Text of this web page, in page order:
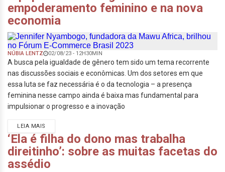
empoderamento feminino e na nova
economia
NÚBIA LENTZ 02/08/23 - 12H30MIN
A busca pela igualdade de gênero tem sido um tema recorrente
nas discussões sociais e econômicas. Um dos setores em que
essa luta se faz necessária é o da tecnologia – a presença
feminina nesse campo ainda é baixa mas fundamental para
impulsionar o progresso e a inovação
LEIA MAIS
‘Ela é filha do dono mas trabalha
direitinho’: sobre as muitas facetas do
assédio